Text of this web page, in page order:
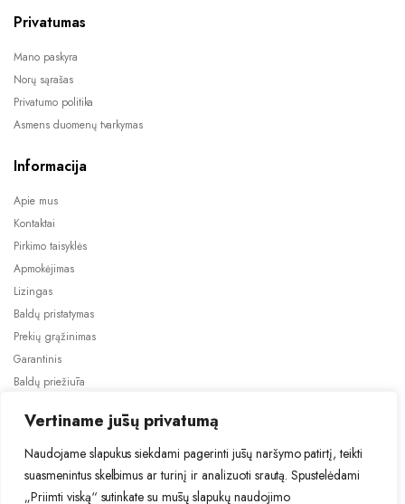
Vertiname jūsų privatumą
Naudojame slapukus siekdami pagerinti jūsų naršymo patirtį, teikti
suasmenintus skelbimus ar turinį ir analizuoti srautą. Spustelėdami
„Priimti viską“ sutinkate su mūsų slapukų naudojimo
Privatumas
Mano paskyra
Norų sąrašas
Privatumo politika
Asmens duomenų tvarkymas
Informacija
Apie mus
Kontaktai
Pirkimo taisyklės
Apmokėjimas
Lizingas
Baldų pristatymas
Prekių grąžinimas
Garantinis
Baldų priežiūra